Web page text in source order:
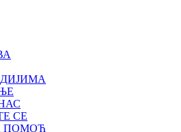
СЕ
ПОМОЋ